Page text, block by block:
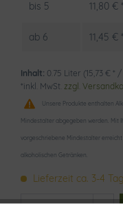
bis 5 11,80 € *
ab 6 11,45 € *
Inhalt: 0.75 Liter (15,73 € *
*inkl. MwSt. zzgl.
Unsere Produkte enthalten
Mindestalter abgegeben werden. Mit
vorgeschriebene Mindestalter
alkoholischen Getränken.
Lieferzeit ca. 3-4